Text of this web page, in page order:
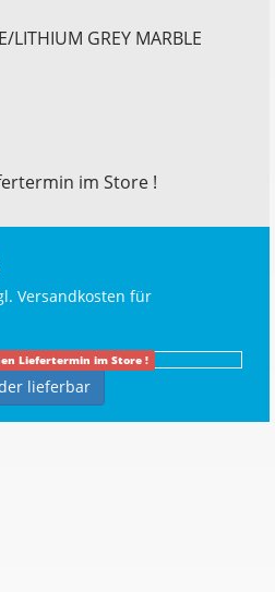
LITHIUM GREY MARBLE
im Store !
Versandkosten für
Liefertermin im Store !
lieferbar